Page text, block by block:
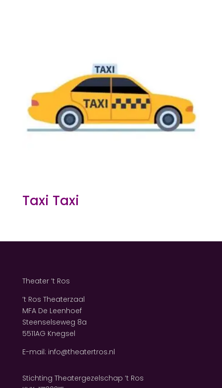
Taxi Taxi
Theater ’t Ros
’t Ros Theaterzaal
MFA De Leenhoef
Steenselseweg 8a
5511AG Knegsel
E-mail: info@theatertros.nl
Stichting Theatergezelschap ’t Ros